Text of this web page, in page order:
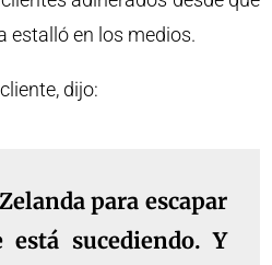
estalló en los medios.
dijo:
para escapar
sucediendo. Y